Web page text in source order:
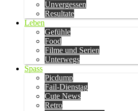
Unvergessen
Resultate
Leben
Gefühle
Food
Filme und Serien
Unterwegs
Spass
Picdump
Fail-Dienstag
Cute News
Retro